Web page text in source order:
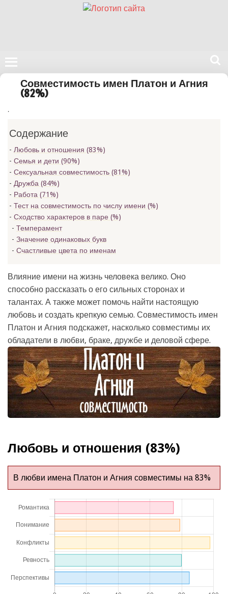
Поиск
сайте
Совместимость имен Платон и Агния
(82%)
.
Содержание
Любовь и отношения (83%)
Семья и дети (90%)
Сексуальная совместимость (81%)
Дружба (84%)
Работа (71%)
Тест на совместимость по числу имени (%)
Сходство характеров в паре (%)
Темперамент
Значение одинаковых букв
Счастливые цвета по именам
Влияние имени на жизнь человека велико. Оно
способно рассказать о его сильных сторонах и
талантах. А также может помочь найти настоящую
любовь и создать крепкую семью. Совместимость имен
Платон и Агния подскажет, насколько совместимы их
обладатели в любви, браке, дружбе и деловой сфере.
Любовь и отношения (83%)
В любви имена Платон и Агния совместимы на 83%